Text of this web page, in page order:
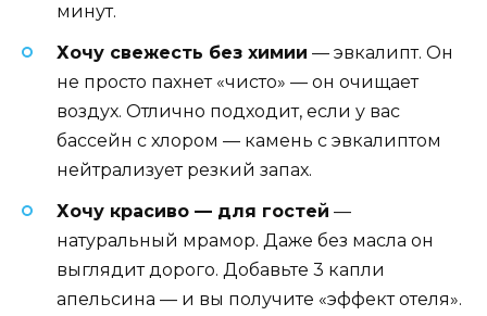
минут.
Хочу свежесть без химии — эвкалипт. Он
не просто пахнет «чисто» — он очищает
воздух. Отлично подходит, если у вас
бассейн с хлором — камень с эвкалиптом
нейтрализует резкий запах.
Хочу красиво — для гостей —
натуральный мрамор. Даже без масла он
выглядит дорого. Добавьте 3 капли
апельсина — и вы получите «эффект отеля».